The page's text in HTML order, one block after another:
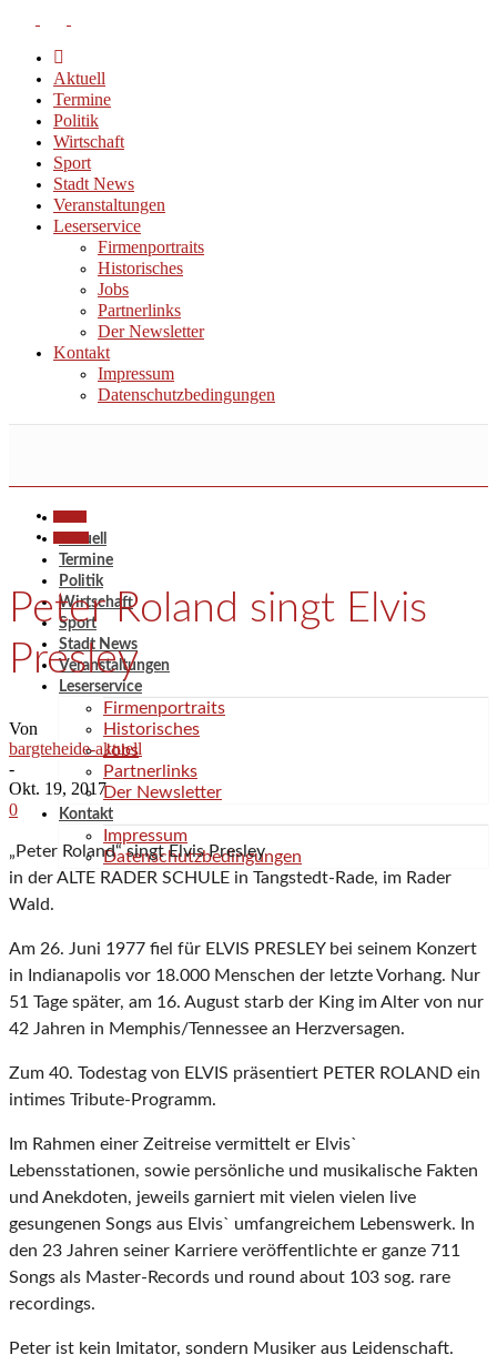
Aktuell
Termine
Politik
Wirtschaft
Sport
Stadt News
Veranstaltungen
Leserservice
Firmenportraits
Historisches
Jobs
Partnerlinks
Der Newsletter
Kontakt
Impressum
Datenschutzbedingungen
Aktuell
Termine
Politik
Wirtschaft
Sport
Stadt News
Veranstaltungen
Leserservice
Firmenportraits
Historisches
Jobs
Partnerlinks
Der Newsletter
Kontakt
Impressum
Datenschutzbedingungen
Peter Roland singt Elvis
Presley
Von
bargteheide-aktuell
-
Okt. 19, 2017
0
„Peter Roland“ singt Elvis Presley
in der ALTE RADER SCHULE in Tangstedt-Rade, im Rader
Wald.
Am 26. Juni 1977 fiel für ELVIS PRESLEY bei seinem Konzert
in Indianapolis vor 18.000 Menschen der letzte Vorhang. Nur
51 Tage später, am 16. August starb der King im Alter von nur
42 Jahren in Memphis/Tennessee an Herzversagen.
Zum 40. Todestag von ELVIS präsentiert PETER ROLAND ein
intimes Tribute-Programm.
Im Rahmen einer Zeitreise vermittelt er Elvis`
Lebensstationen, sowie persönliche und musikalische Fakten
und Anekdoten, jeweils garniert mit vielen vielen live
gesungenen Songs aus Elvis` umfangreichem Lebenswerk. In
den 23 Jahren seiner Karriere veröffentlichte er ganze 711
Songs als Master-Records und round about 103 sog. rare
recordings.
Peter ist kein Imitator, sondern Musiker aus Leidenschaft.